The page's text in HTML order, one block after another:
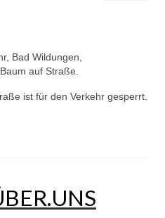
Jugendfeuerwehr 2021
Bad Wildungen,
auf Straße.
ist für den Verkehr gesperrt.